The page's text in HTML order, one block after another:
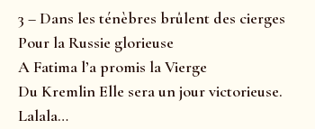
3 – Dans les ténèbres brûlent des cierges
Pour la Russie glorieuse
A Fatima l’a promis la Vierge
Du Kremlin Elle sera un jour victorieuse.
Lalala…